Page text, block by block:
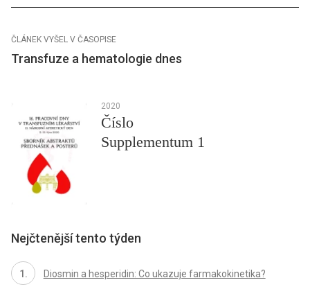
ČLÁNEK VYŠEL V ČASOPISE
Transfuze a hematologie dnes
2020
Číslo
Supplementum 1
Nejčtenější tento týden
Diosmin a hesperidin: Co ukazuje farmakokinetika?